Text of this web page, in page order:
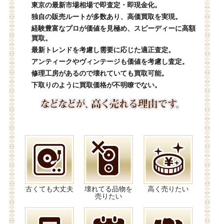
東京の最新市場相場で即査定・即現金化。
独自の販売ルートが多数あり、高価買取を実現。
経験豊富なプロが価値を見極め、スピーディーに高額
買取。
最新トレンドを考慮し需要に応じた適正査定。
アンティークやヴィンテージも価値を考慮し査定。
修理工房があるので壊れていても買取可能。
下取りのように買取価格が不明瞭でない。
古くても大丈夫
壊れてる品物を
売りたい
高く売りたい